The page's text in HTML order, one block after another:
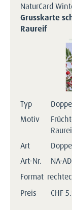
NaturCard
Grusskarte
Raureif
Typ
Motiv
Art
Art-Nr.
NA-
Format
Preis
CHF